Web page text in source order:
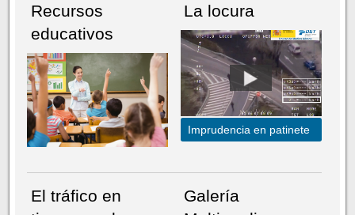
Recursos
educativos
La locura
Imprudencia en patinete
El tráfico en
Galería